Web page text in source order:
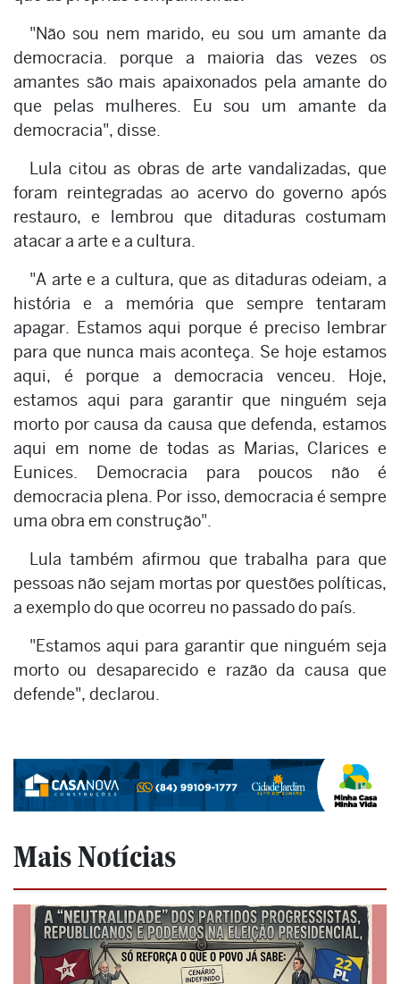
"Não sou nem marido, eu sou um amante da
democracia. porque a maioria das vezes os
amantes são mais apaixonados pela amante do
que pelas mulheres. Eu sou um amante da
democracia", disse.
Lula citou as obras de arte vandalizadas, que
foram reintegradas ao acervo do governo após
restauro, e lembrou que ditaduras costumam
atacar a arte e a cultura.
"A arte e a cultura, que as ditaduras odeiam, a
história e a memória que sempre tentaram
apagar. Estamos aqui porque é preciso lembrar
para que nunca mais aconteça. Se hoje estamos
aqui, é porque a democracia venceu. Hoje,
estamos aqui para garantir que ninguém seja
morto por causa da causa que defenda, estamos
aqui em nome de todas as Marias, Clarices e
Eunices. Democracia para poucos não é
democracia plena. Por isso, democracia é sempre
uma obra em construção".
Lula também afirmou que trabalha para que
pessoas não sejam mortas por questões políticas,
a exemplo do que ocorreu no passado do país.
"Estamos aqui para garantir que ninguém seja
morto ou desaparecido e razão da causa que
defende", declarou.
Mais Notícias